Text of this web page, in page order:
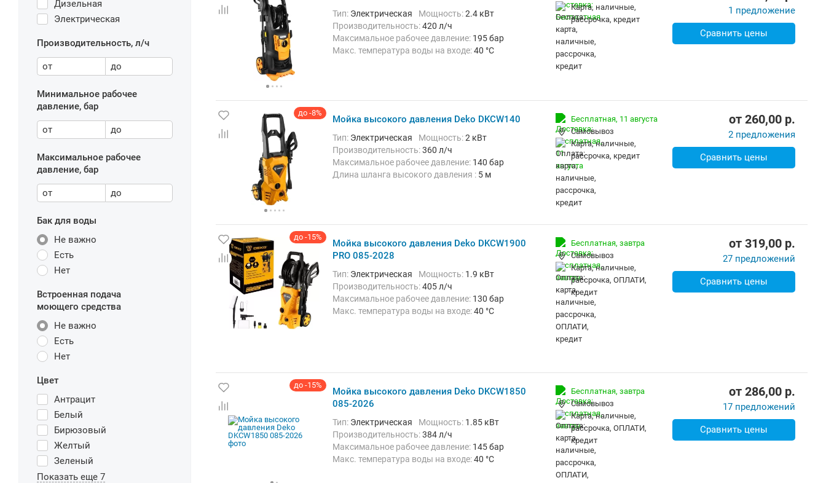
Дизельная
Электрическая
Производительность, л/ч
от до
Минимальное рабочее
давление, бар
от до
Максимальное рабочее
давление, бар
от до
Бак для воды
Не важно
Есть
Нет
Встроенная подача
моющего средства
Не важно
Есть
Нет
Цвет
Антрацит
Белый
Бирюзовый
Желтый
Зеленый
Показать еще 7
Тип: Электрическая Мощность:2.4 кВт
Производительность:420 л/ч
Максимальное рабочее давление: 195 бар
Макс. температура воды на входе:40 °C
карта, наличные,
рассрочка, кредит
1 предложение
Сравнить цены
до -8%
Мойка высокого давления Deko DKCW140
Тип: Электрическая Мощность:2 кВт
Производительность:360 л/ч
Максимальное рабочее давление: 140 бар
Длина шланга высокого давления : 5 м
Бесплатная, 11 августа
Самовывоз
карта, наличные,
рассрочка, кредит
от 260,00 p.
2 предложения
Сравнить цены
до -15%
Мойка высокого давления Deko DKCW1900
PRO 085-2028
Тип: Электрическая Мощность: 1.9 кВт
Производительность:405 л/ч
Максимальное рабочее давление: 130 бар
Макс. температура воды на входе:40 °C
Бесплатная, завтра
Самовывоз
карта, наличные,
рассрочка, ОПЛАТИ,
кредит
от 319,00 p.
27 предложений
Сравнить цены
до -15%
Мойка высокого давления Deko DKCW1850
085-2026
Тип: Электрическая Мощность: 1.85 кВт
Производительность:384 л/ч
Максимальное рабочее давление: 145 бар
Макс. температура воды на входе:40 °C
Бесплатная, завтра
Самовывоз
карта, наличные,
рассрочка, ОПЛАТИ,
кредит
от 286,00 p.
17 предложений
Сравнить цены